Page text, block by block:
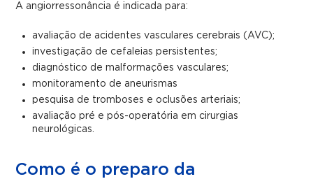
A angiorressonância é indicada para:
avaliação de acidentes vasculares cerebrais (AVC);
investigação de cefaleias persistentes;
diagnóstico de malformações vasculares;
monitoramento de aneurismas
pesquisa de tromboses e oclusões arteriais;
avaliação pré e pós-operatória em cirurgias
neurológicas.
Como é o preparo da